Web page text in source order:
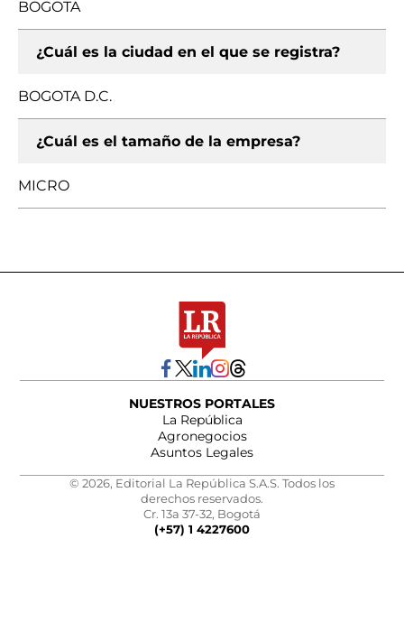
BOGOTA
¿Cuál es la ciudad en el que se registra?
BOGOTA D.C.
¿Cuál es el tamaño de la empresa?
MICRO
NUESTROS PORTALES
La República
Agronegocios
Asuntos Legales
© 2026, Editorial La República S.A.S. Todos los
derechos reservados.
Cr. 13a 37-32, Bogotá
(+57) 1 4227600